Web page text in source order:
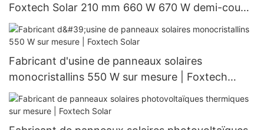
Foxtech Solar 210 mm 660 W 670 W demi-coupe
132 cellules
Fabricant d'usine de panneaux solaires
monocristallins 550 W sur mesure | Foxtech
Solar